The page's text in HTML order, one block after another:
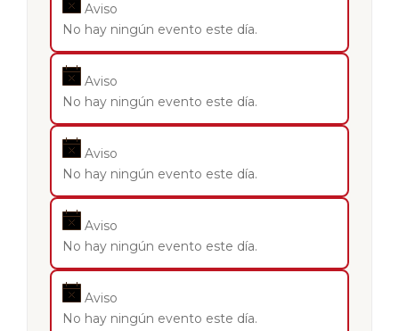
Aviso
No hay ningún evento este día.
Aviso
No hay ningún evento este día.
Aviso
No hay ningún evento este día.
Aviso
No hay ningún evento este día.
Aviso
No hay ningún evento este día.